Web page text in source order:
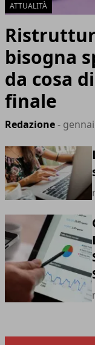
ATTUALITÀ
bisogna
da cosa
finale
Redazione-